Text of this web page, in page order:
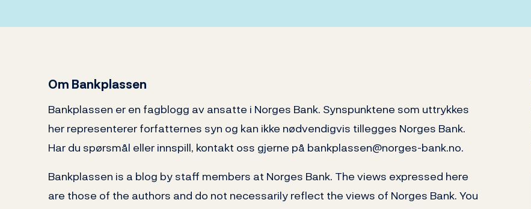
Om Bankplassen
Bankplassen er en fagblogg av ansatte i Norges Bank. Synspunktene som uttrykkes
her representerer forfatternes syn og kan ikke nødvendigvis tillegges Norges Bank.
Har du spørsmål eller innspill, kontakt oss gjerne på bankplassen@norges-bank.no.
Bankplassen is a blog by staff members at Norges Bank. The views expressed here
are those of the authors and do not necessarily reflect the views of Norges Bank. You